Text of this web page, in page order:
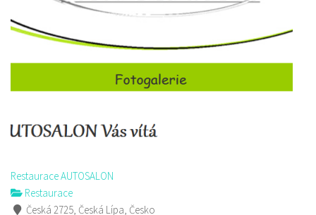
Restaurace AUTOSALON
Restaurace
Česká 2725, Česká Lípa, Česko